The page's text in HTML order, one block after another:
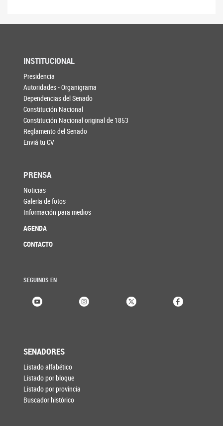
INSTITUCIONAL
Presidencia
Autoridades - Organigrama
Dependencias del Senado
Constitución Nacional
Constitución Nacional original de 1853
Reglamento del Senado
Enviá tu CV
PRENSA
Noticias
Galería de fotos
Información para medios
AGENDA
CONTACTO
SEGUINOS EN
SENADORES
Listado alfabético
Listado por bloque
Listado por provincia
Buscador histórico